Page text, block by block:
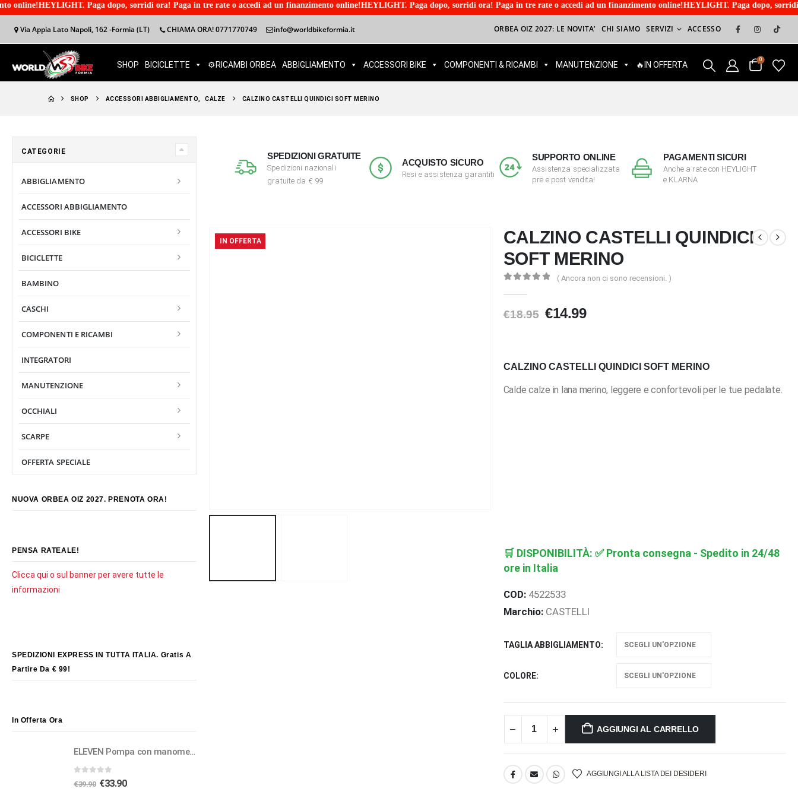
Paga dopo, sorridi ora! Paga in tre rate o accedi ad un finanzimento online!HEYLIGHT. Paga dopo, sorridi ora! Paga in tre rate o accedi ad un finanzimento online!HEYLIGHT. Paga dopo, sorridi ora! Paga
Via Appia Lato Napoli, 162 -Formia (LT) CHIAMA ORA! 0771770749 info@worldbikeformia.it ORBEA OIZ 2027: LE NOVITA’ CHI SIAMO SERVIZI ACCESSO
SHOP BICICLETTE ⚙️RICAMBI ORBEA ABBIGLIAMENTO ACCESSORI BIKE COMPONENTI & RICAMBI MANUTENZIONE 🔥IN OFFERTA
0
SHOP ACCESSORI ABBIGLIAMENTO CALZE CALZINO CASTELLI QUINDICI SOFT MERINO
SPEDIZIONI GRATUITE
Spedizioni nazionali
gratuite da € 99
ACQUISTO SICURO
Resi e assistenza garantiti
SUPPORTO ONLINE
Assistenza specializzata
pre e post vendita!
PAGAMENTI SICURI
Anche a rate con HEYLIGHT
e KLARNA
IN OFFERTA
CALZINO CASTELLI QUINDICI
SOFT MERINO
( Ancora non ci sono recensioni. )
€18.95 Il
€18.95.
€14.99Il
€14.99.
CALZINO CASTELLI QUINDICI SOFT MERINO
Calde calze in lana merino, leggere e confortevoli per le tue pedalate.
🛒 DISPONIBILITÀ: ✅ Pronta consegna - Spedito in 24/48
ore in Italia
COD: 4522533
Marchio: CASTELLI
TAGLIA ABBIGLIAMENTO
COLORE
AGGIUNGI AL CARRELLO
AGGIUNGI ALLA LISTA DEI DESIDERI
CATEGORIE
ABBIGLIAMENTO
ACCESSORI ABBIGLIAMENTO
ACCESSORI BIKE
BICICLETTE
BAMBINO
CASCHI
COMPONENTI E RICAMBI
INTEGRATORI
MANUTENZIONE
OCCHIALI
SCARPE
OFFERTA SPECIALE
NUOVA ORBEA OIZ 2027. PRENOTA ORA!
PENSA RATEALE!
Clicca qui o sul banner per avere tutte le
informazioni
SPEDIZIONI EXPRESS IN TUTTA ITALIA. Gratis A
Partire Da € 99!
In Offerta Ora
ELEVEN Pompa con manometro per forcelle e rear shock ad aria
€39.90 Il
€33.90Il